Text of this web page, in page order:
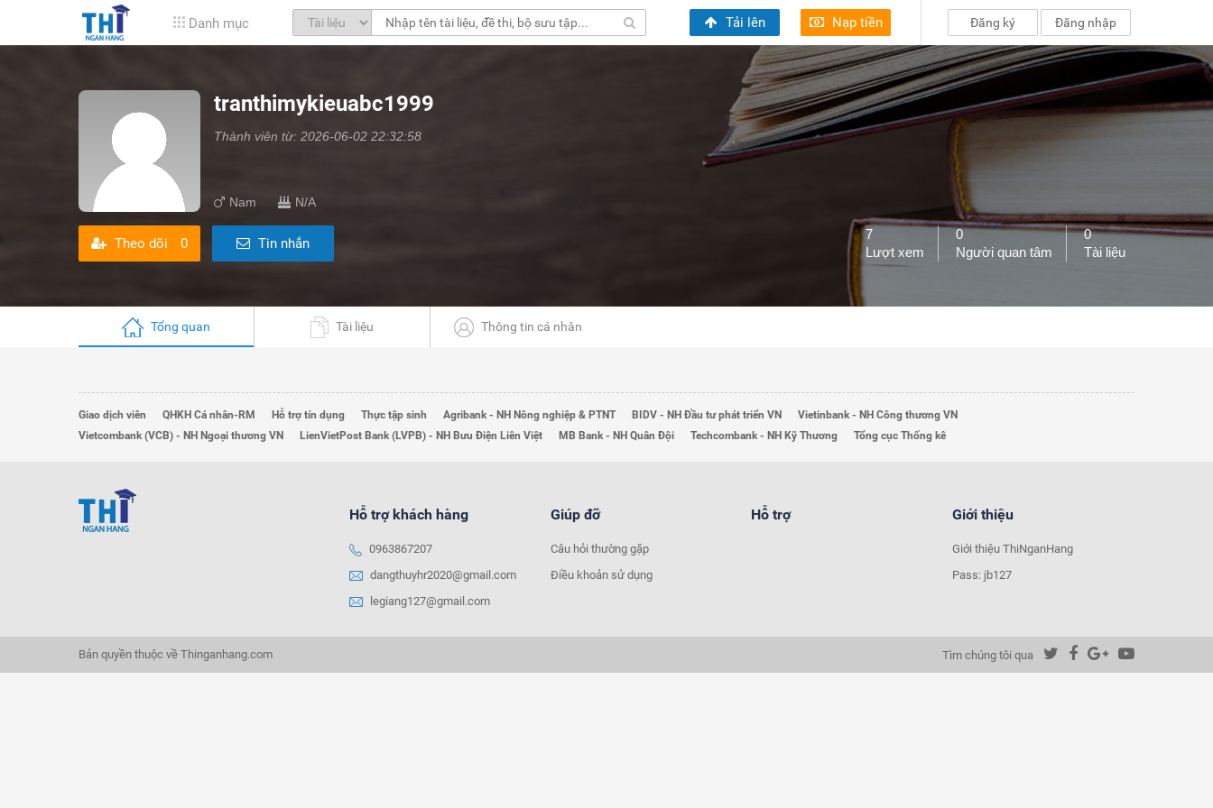
Danh mục Tải lên Nạp tiền Đăng ký Đăng nhập
tranthimykieuabc1999
Thành viên từ: 2026-06-02 22:32:58
Nam N/A
Theo dõi 0 Tin nhắn
7
Lượt xem
0
Người quan tâm
0
Tài liệu
Tổng quan Tài liệu Thông tin cá nhân
Giao dịch viên QHKH Cá nhân-RM Hỗ trợ tín dụng Thực tập sinh Agribank - NH Nông nghiệp & PTNT BIDV - NH Đầu tư phát triển VN
Vietinbank - NH Công thương VN
Vietcombank (VCB) - NH Ngoại thương VN
LienVietPost Bank (LVPB) - NH Bưu Điện Liên Việt MB Bank - NH Quân Đội Techcombank - NH Kỹ Thương Tổng cục Thống kê
Hỗ trợ khách hàng
0963867207
dangthuyhr2020@gmail.com
legiang127@gmail.com
Giúp đỡ
Câu hỏi thường gặp
Điều khoản sử dụng
Hỗ trợ Giới thiệu
Giới thiệu ThiNganHang
Pass: jb127
Bản quyền thuộc về Thinganhang.com Tìm chúng tôi qua